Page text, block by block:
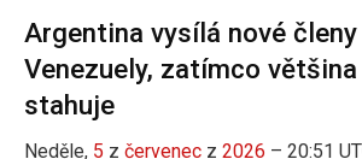
Argentina vysílá nové
Venezuely, zatímco
stahuje
Neděle, 5 z červenec z 2026 – 20:51